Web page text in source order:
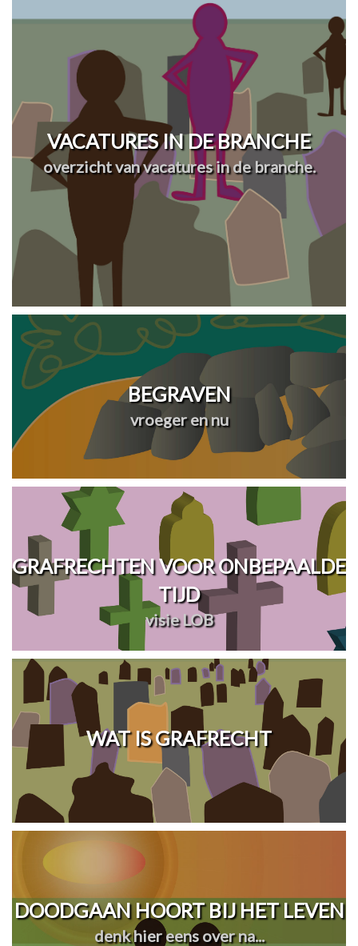
VACATURES IN DE BRANCHE
overzicht van vacatures in de branche.
BEGRAVEN
vroeger en nu
GRAFRECHTEN VOOR ONBEPAALDE
TIJD
visie LOB
WAT IS GRAFRECHT
DOODGAAN HOORT BIJ HET LEVEN
denk hier eens over na...